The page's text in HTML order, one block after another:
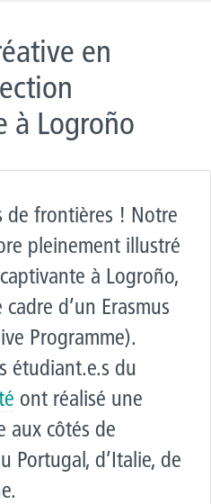
Presse
nous
en
à Logroño
de frontières ! Notre
pleinement illustré
à Logroño,
d’un Erasmus
Programme).
étudiant.e.s du
ont réalisé une
aux côtés de
Portugal, d’Italie, de